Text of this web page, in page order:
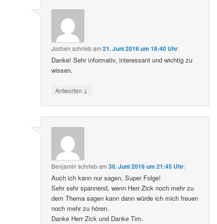
Jochen schriebam21. Juni 2016 um 18:40 Uhr:
Danke! Sehr informativ, interessant und wichtig zu
wissen.
Antworten ↓
Benjamin schriebam30. Juni 2016 um 21:45 Uhr:
Auch ich kann nur sagen, Super Folge!
Sehr sehr spannend, wenn Herr Zick noch mehr zu
dem Thema sagen kann dann würde ich mich freuen
noch mehr zu hören.
Danke Herr Zick und Danke Tim.